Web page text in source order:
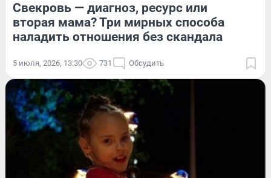
Свекровь — диагноз, ресурс или
вторая мама? Три мирных способа
наладить отношения без скандала
5 июля, 2026, 13:30 731 Обсудить